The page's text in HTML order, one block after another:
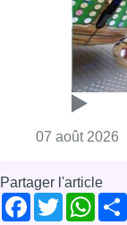
07 août 2026
Partager l'article
Facebook
Twitter